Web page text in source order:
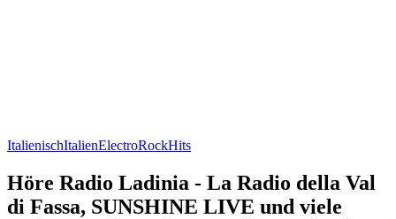
ItalienischItalienElectroRockHits
Höre Radio Ladinia - La Radio della Val
di Fassa, SUNSHINE LIVE und viele